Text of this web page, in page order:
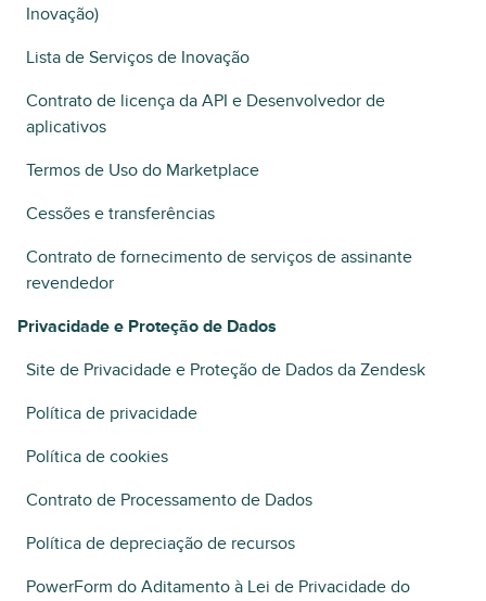
Inovação)
Lista de Serviços de Inovação
Contrato de licença da API e Desenvolvedor de
aplicativos
Termos de Uso do Marketplace
Cessões e transferências
Contrato de fornecimento de serviços de assinante
revendedor
Privacidade e Proteção de Dados
Site de Privacidade e Proteção de Dados da Zendesk
Política de privacidade
Política de cookies
Contrato de Processamento de Dados
Política de depreciação de recursos
PowerForm do Aditamento à Lei de Privacidade do